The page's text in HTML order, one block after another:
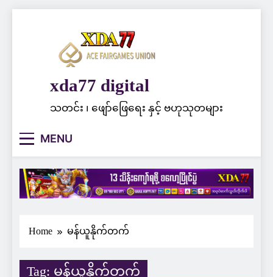
xda77 digital
သတင်း ၊ ဖျော်ဖြေရေး နှင့် ဗဟုသုတများ
MENU
Home မန်ယူနိုက်တက်
Tag: မန်ယူနိုက်တက်